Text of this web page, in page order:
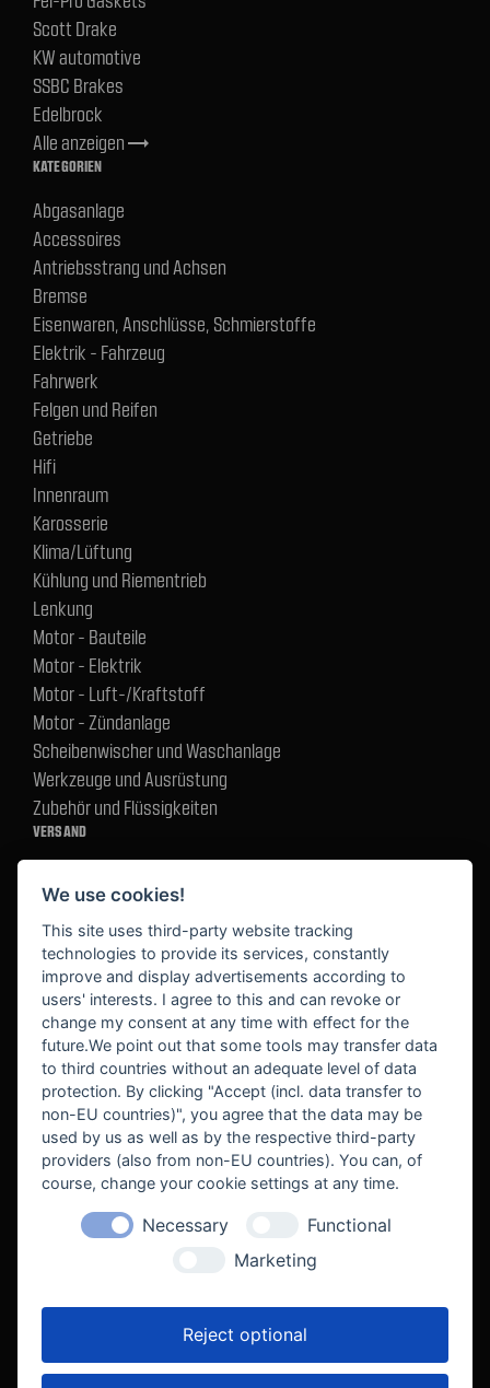
Scott Drake
KW automotive
SSBC Brakes
Edelbrock
Alle anzeigentrending_flat
KATEGORIEN
Abgasanlage
Accessoires
Antriebsstrang und Achsen
Bremse
Eisenwaren, Anschlüsse, Schmierstoffe
Elektrik - Fahrzeug
Fahrwerk
Felgen und Reifen
Getriebe
Hifi
Innenraum
Karosserie
Klima/Lüftung
Kühlung und Riementrieb
Lenkung
Motor - Bauteile
Motor - Elektrik
Motor - Luft-/Kraftstoff
Motor - Zündanlage
Scheibenwischer und Waschanlage
Werkzeuge und Ausrüstung
Zubehör und Flüssigkeiten
VERSAND
BEKANNT AUS
We use cookies!
This site uses third-party website tracking
technologies to provide its services, constantly
improve and display advertisements according to
users' interests. I agree to this and can revoke or
change my consent at any time with effect for the
future.We point out that some tools may transfer data
to third countries without an adequate level of data
protection. By clicking "Accept (incl. data transfer to
non-EU countries)", you agree that the data may be
used by us as well as by the respective third-party
providers (also from non-EU countries). You can, of
course, change your cookie settings at any time.
Necessary
Functional
Marketing
Reject optional